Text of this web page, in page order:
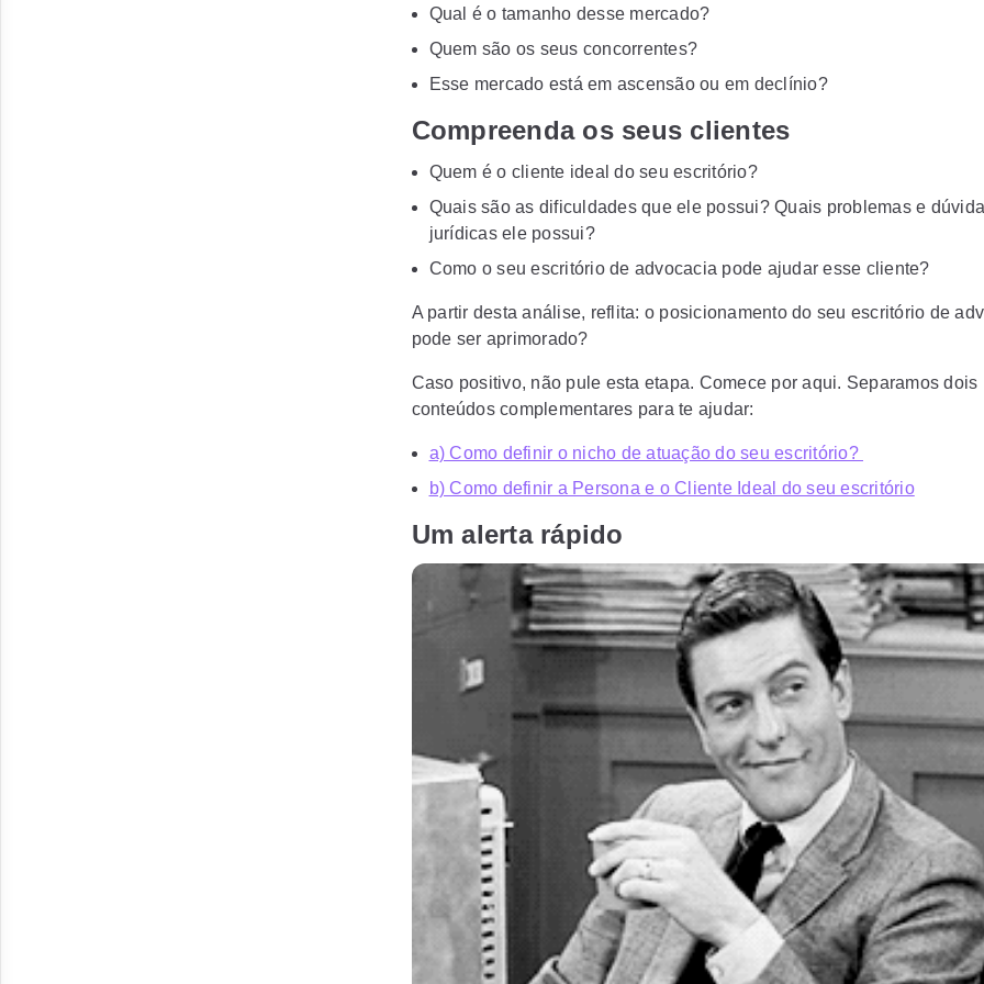
Qual é o tamanho desse mercado?
Quem são os seus concorrentes?
Esse mercado está em ascensão ou em declínio?
Compreenda os seus clientes
Quem é o cliente ideal do seu escritório?
Quais são as dificuldades que ele possui? Quais problemas e
jurídicas ele possui?
Como o seu escritório de advocacia pode ajudar esse cliente?
A partir desta análise, reflita: o posicionamento do seu escritório de
pode ser aprimorado?
Caso positivo, não pule esta etapa. Comece por aqui. Separamos dois
conteúdos complementares para te ajudar:
a) Como definir o nicho de atuação do seu escritório?
b) Como definir a Persona e o Cliente Ideal do seu escritório
Um alerta rápido